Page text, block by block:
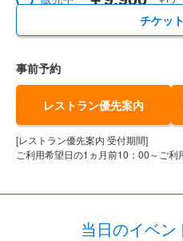
チケッ
事前予約
レストラン優先案内
[レストラン優先案内 受付期間]
ご利用希望日の1ヵ月前10：00～ご利
当日のイベ